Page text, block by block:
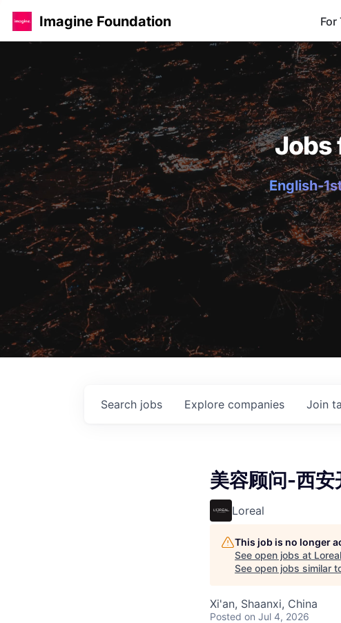
Imagine Foundation For
Jobs
English-
Search jobs Explore companies Join
美容顾问-西
Loreal
This job is no longer
See open jobs at Loreal
See open jobs similar
Xi'an, Shaanxi, China
Posted on Jul 4, 2026